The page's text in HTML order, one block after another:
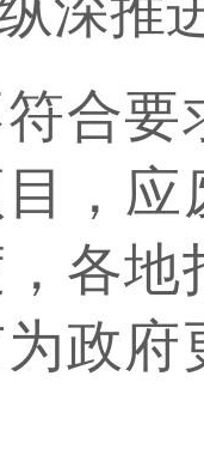
要
目，
各
政